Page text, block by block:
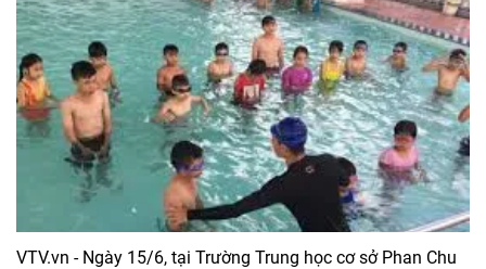
VTV.vn - Ngày 15/6, tại Trường Trung học cơ sở Phan Chu